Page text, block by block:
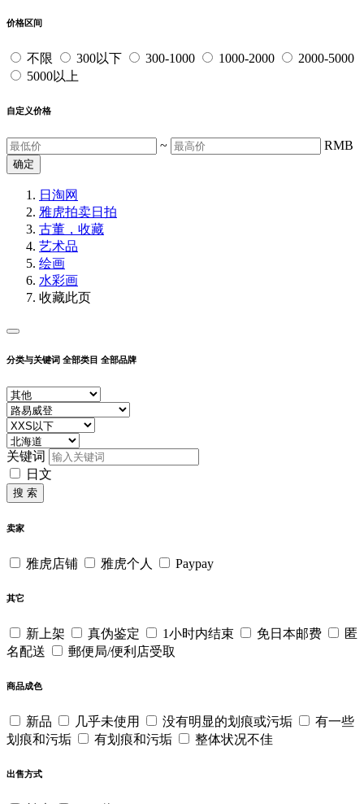
价格区间
不限 300以下 300-1000 1000-2000
2000-5000
5000以上
自定义价格
~ RMB
确定
日淘网
雅虎拍卖日拍
古董，收藏
艺术品
绘画
水彩画
收藏此页
分类与关键词 全部类目 全部品牌
关键词
日文
搜 索
卖家
雅虎店铺 雅虎个人 Paypay
其它
新上架 真伪鉴定 1小时内结束 免日本邮费
匿
名配送
郵便局/便利店受取
商品成色
新品 几乎未使用 没有明显的划痕或污垢
有一些
划痕和污垢
有划痕和污垢 整体状况不佳
出售方式